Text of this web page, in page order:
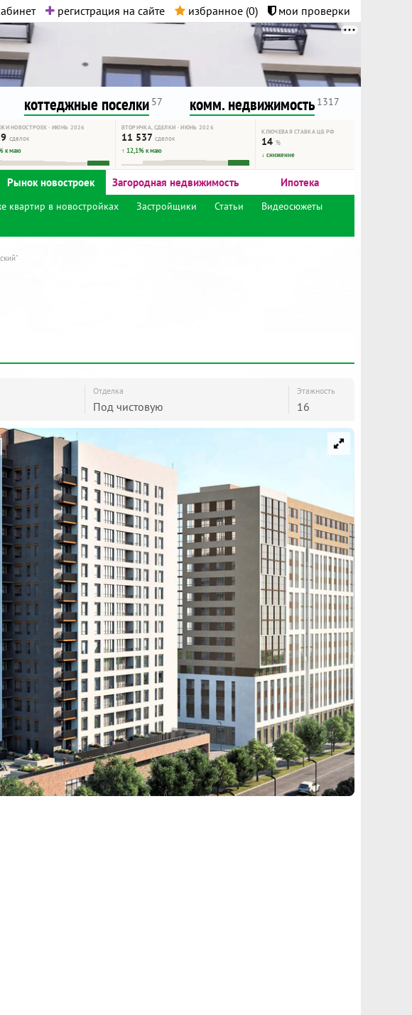
регистрация на сайте избранное (0) мои проверки
контента.
вам. Удачи!
коттеджные поселки 57 комм. недвижимость 1317
НОВОСТРОЕК · ИЮНЬ 2026
сделок
к маю
ВТОРИЧКА, СДЕЛКИ · ИЮНЬ 2026
11 537 сделок
↑ 12,1% к маю
КЛЮЧЕВАЯ СТАВКА ЦБ РФ
14%
↓ снижение
Рынок новостроек Загородная недвижимость Ипотека
квартир в новостройках Застройщики Статьи
Видеосюжеты
Отделка
Под чистовую
Этажность
16